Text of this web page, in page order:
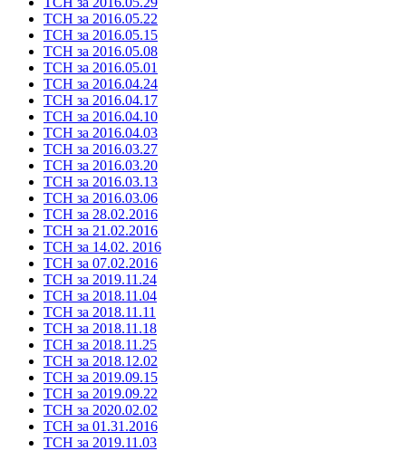
ТСН за 2016.05.22
ТСН за 2016.05.15
ТСН за 2016.05.08
ТСН за 2016.05.01
ТСН за 2016.04.24
ТСН за 2016.04.17
ТСН за 2016.04.10
ТСН за 2016.04.03
ТСН за 2016.03.27
ТСН за 2016.03.20
ТСН за 2016.03.13
ТСН за 2016.03.06
ТСН за 28.02.2016
ТСН за 21.02.2016
ТСН за 14.02. 2016
ТСН за 07.02.2016
ТСН за 2019.11.24
ТСН за 2018.11.04
ТСН за 2018.11.11
ТСН за 2018.11.18
ТСН за 2018.11.25
ТСН за 2018.12.02
ТСН за 2019.09.15
ТСН за 2019.09.22
ТСН за 2020.02.02
ТСН за 01.31.2016
ТСН за 2019.11.03